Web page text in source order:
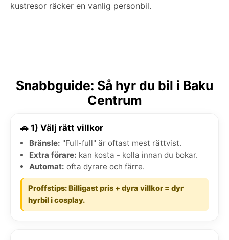
kustresor räcker en vanlig personbil.
Snabbguide: Så hyr du bil i Baku
Centrum
🚗 1) Välj rätt villkor
Bränsle: "Full-full" är oftast mest rättvist.
Extra förare: kan kosta - kolla innan du bokar.
Automat: ofta dyrare och färre.
Proffstips: Billigast pris + dyra villkor = dyr
hyrbil i cosplay.